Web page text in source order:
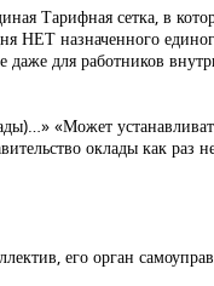
Тарифная сетка, в
НЕТ назначенного
для работников
«Может
оклады как раз
его орган